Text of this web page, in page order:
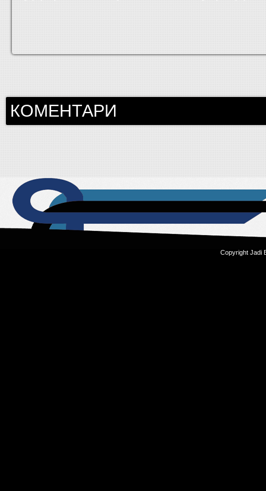
КОМЕНТАРИ
Copyright Jadi